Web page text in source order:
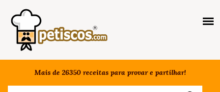
Mais de 26350 receitas para provar e partilhar!